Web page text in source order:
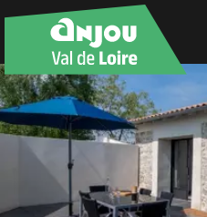
Découvrir
À voir, à faire